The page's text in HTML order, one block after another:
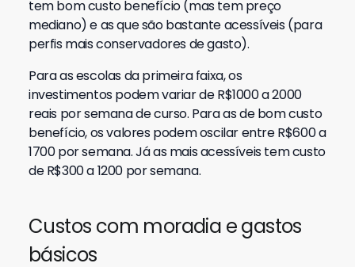
tem bom custo benefício (mas tem preço
mediano) e as que são bastante acessíveis (para
perfis mais conservadores de gasto).
Para as escolas da primeira faixa, os
investimentos podem variar de R$1000 a 2000
reais por semana de curso. Para as de bom custo
benefício, os valores podem oscilar entre R$600 a
1700 por semana. Já as mais acessíveis tem custo
de R$300 a 1200 por semana.
Custos com moradia e gastos
básicos